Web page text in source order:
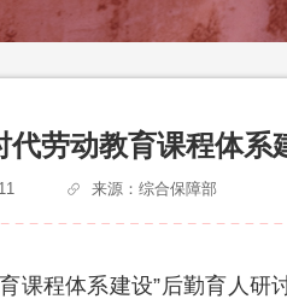
劳动教育课程体系
来源：综合保障部
课程体系建设”后勤育人研